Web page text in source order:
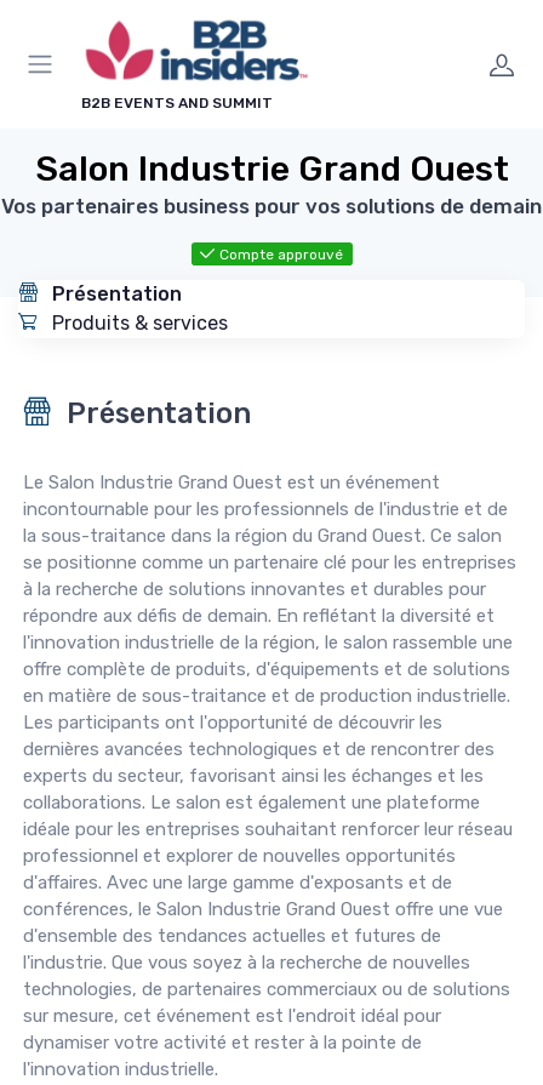
B2B EVENTS AND SUMMIT
Salon Industrie Grand Ouest
Vos partenaires business pour vos solutions de demain
Compte approuvé
Présentation
Produits & services
Présentation
Le Salon Industrie Grand Ouest est un événement
incontournable pour les professionnels de l'industrie et de
la sous-traitance dans la région du Grand Ouest. Ce salon
se positionne comme un partenaire clé pour les entreprises
à la recherche de solutions innovantes et durables pour
répondre aux défis de demain. En reflétant la diversité et
l'innovation industrielle de la région, le salon rassemble une
offre complète de produits, d'équipements et de solutions
en matière de sous-traitance et de production industrielle.
Les participants ont l'opportunité de découvrir les
dernières avancées technologiques et de rencontrer des
experts du secteur, favorisant ainsi les échanges et les
collaborations. Le salon est également une plateforme
idéale pour les entreprises souhaitant renforcer leur réseau
professionnel et explorer de nouvelles opportunités
d'affaires. Avec une large gamme d'exposants et de
conférences, le Salon Industrie Grand Ouest offre une vue
d'ensemble des tendances actuelles et futures de
l'industrie. Que vous soyez à la recherche de nouvelles
technologies, de partenaires commerciaux ou de solutions
sur mesure, cet événement est l'endroit idéal pour
dynamiser votre activité et rester à la pointe de
l'innovation industrielle.
Panneau de gestion des cookies